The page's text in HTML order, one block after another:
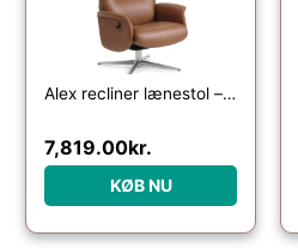
Alex recliner lænestol – cognac semi aniline læder og børstet aluminium
7,819.00kr.
KØB NU